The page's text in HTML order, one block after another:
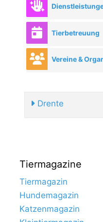
Tierbetreuung
Drente
Tiermagazine
Tiermagazin
Hundemagazin
Katzenmagazin